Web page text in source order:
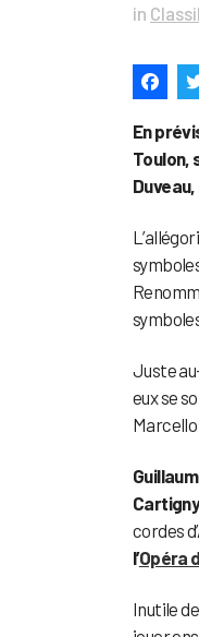
in
En
Toulon,
Juste
eux se
Marcello
cordes
l’Opéra
Inutile